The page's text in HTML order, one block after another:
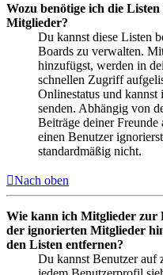
Wozu benötige ich die
Mitglieder?
Du kannst diese Listen
Boards zu verwalten.
hinzufügst, werden in
schnellen Zugriff
Onlinestatus und
senden. Abhängig von
Beiträge deiner Freunde
einen Benutzer
standardmäßig nicht.
Nach oben
Wie kann ich Mitglieder zur
der ignorierten Mitglieder
den Listen entfernen?
Du kannst Benutzer auf